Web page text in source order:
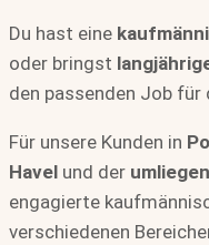
Du hast eine
oder bringst
den passenden Job für
Für unsere Kunden in
Havel und der
engagierte
verschiedenen